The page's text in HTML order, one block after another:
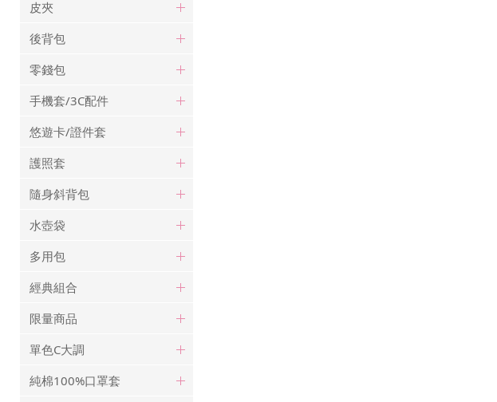
皮夾
後背包
零錢包
手機套/3C配件
悠遊卡/證件套
護照套
隨身斜背包
水壺袋
多用包
經典組合
限量商品
單色C大調
純棉100%口罩套